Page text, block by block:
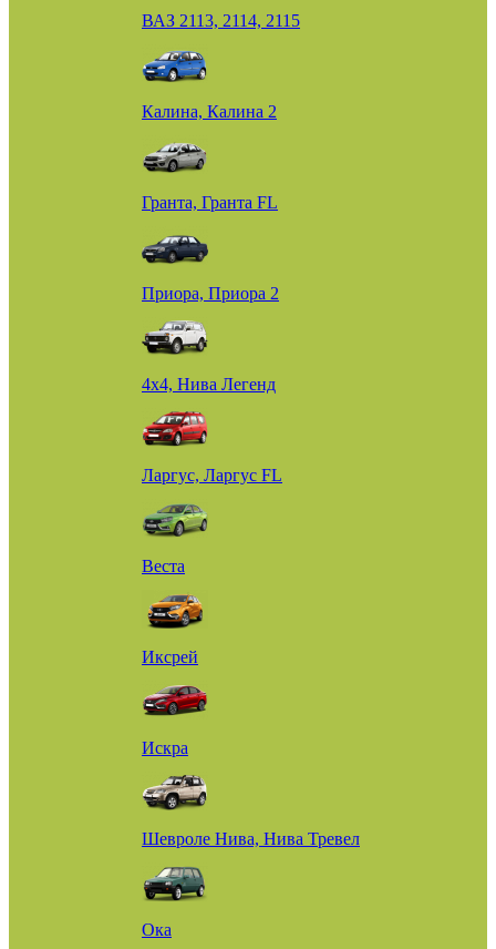
ВАЗ 2113, 2114, 2115
Калина, Калина 2
Гранта, Гранта FL
Приора, Приора 2
4х4, Нива Легенд
Ларгус, Ларгус FL
Веста
Иксрей
Искра
Шевроле Нива, Нива Тревел
Ока